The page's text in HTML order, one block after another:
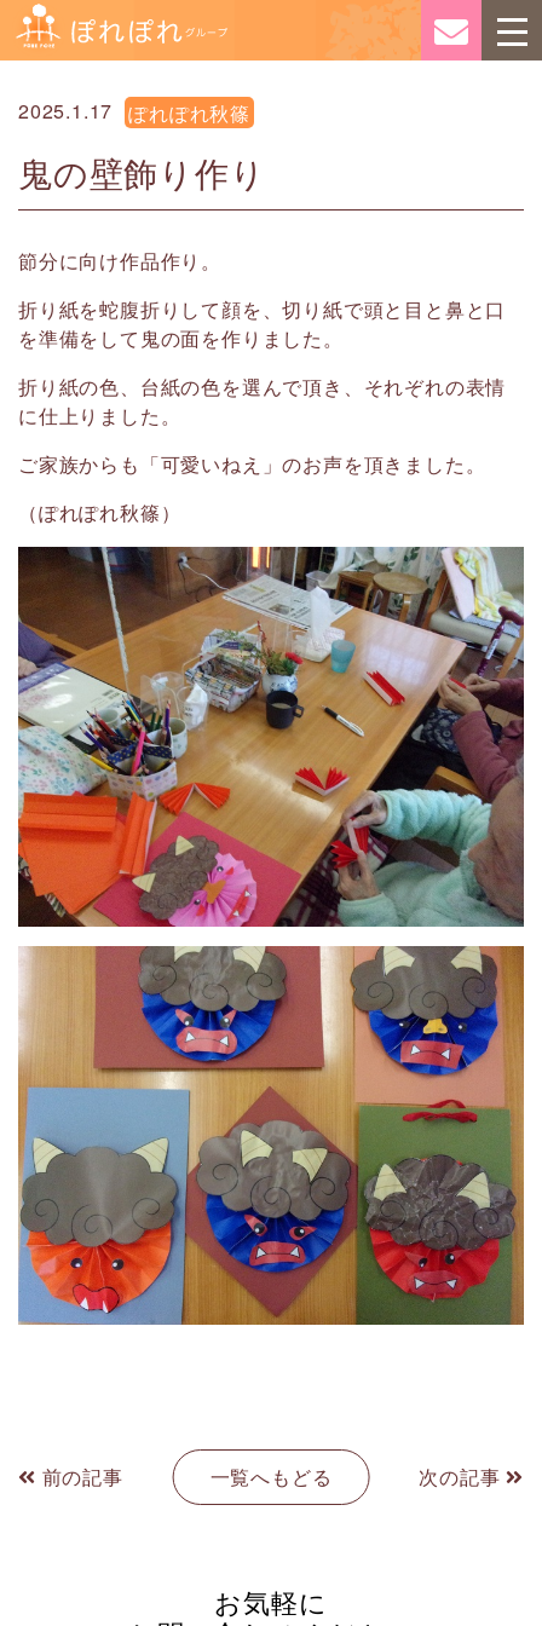
2025.1.17 ぽれぽれ秋篠
鬼の壁飾り作り
節分に向け作品作り。
折り紙を蛇腹折りして顔を、切り紙で頭と目と鼻と口
を準備をして鬼の面を作りました。
折り紙の色、台紙の色を選んで頂き、それぞれの表情
に仕上りました。
ご家族からも「可愛いねえ」のお声を頂きました。
（ぽれぽれ秋篠）
前の記事 一覧へもどる 次の記事
お気軽に